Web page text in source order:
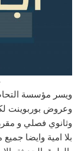
ويسر مؤسسة
وعروض بوربوينت
وثانوي فصلي و
بلا امية وايضا